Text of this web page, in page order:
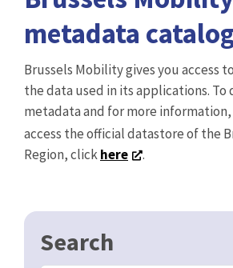
metadata
Brussels Mobility gives you access
the data used in its applications. To
metadata and for more
access the official datastore of the
Region, clickhere .
Search